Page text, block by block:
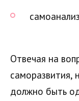
Отвечая на
саморазвития,
должно быть